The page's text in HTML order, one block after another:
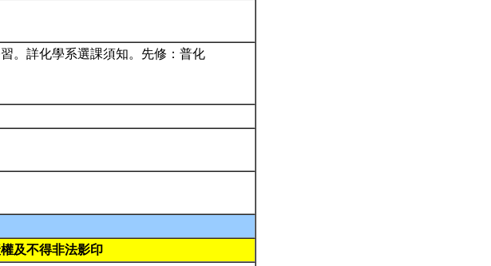
。詳化學系選課須知。先修：普化
及不得非法影印